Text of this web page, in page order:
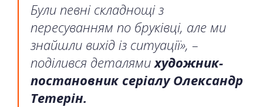
Були певні складнощі з
пересуванням по бруківці, але ми
знайшли вихід із ситуації», –
поділився деталями художник-
постановник серіалу Олександр
Тетерін.